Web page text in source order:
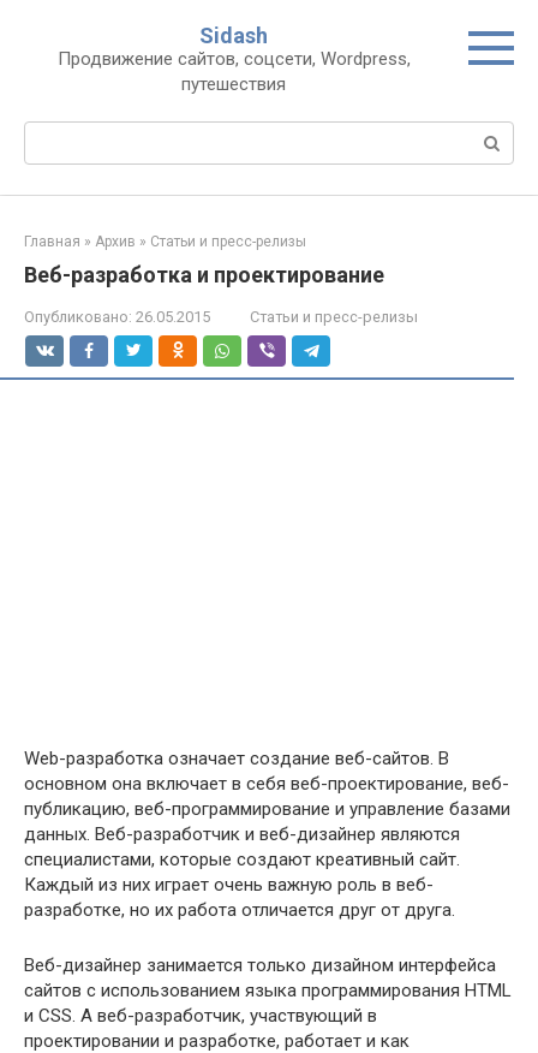
контенту
Sidash
Продвижение сайтов, соцсети, Wordpress,
путешествия
Главная » Архив » Статьи и пресс-релизы
Веб-разработка и проектирование
Опубликовано: 26.05.2015 Статьи и пресс-релизы
Web-разработка означает создание веб-сайтов. В
основном она включает в себя веб-проектирование, веб-
публикацию, веб-программирование и управление базами
данных. Веб-разработчик и веб-дизайнер являются
специалистами, которые создают креативный сайт.
Каждый из них играет очень важную роль в веб-
разработке, но их работа отличается друг от друга.
Веб-дизайнер занимается только дизайном интерфейса
сайтов с использованием языка программирования HTML
и CSS. А веб-разработчик, участвующий в
проектировании и разработке, работает и как